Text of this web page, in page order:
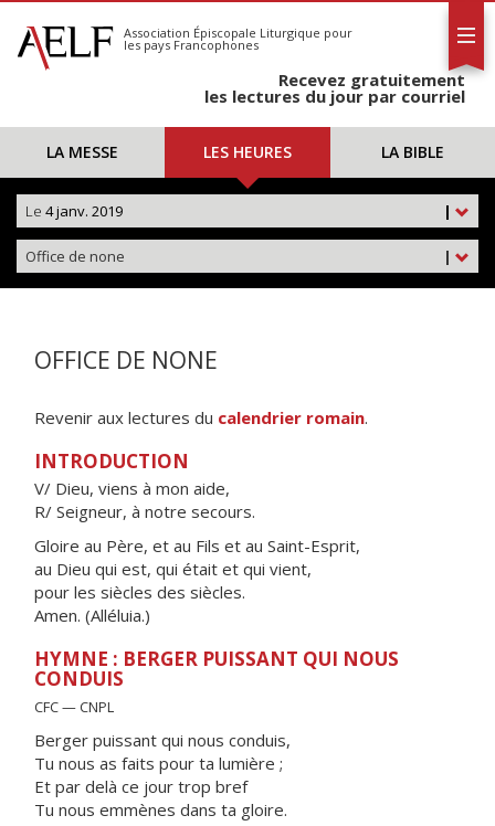
S'abonner
Calendrier
Association Épiscopale Liturgique pour
les pays Francophones
Recevez gratuitement
les lectures du jour par courriel
LA MESSE LES HEURES LA BIBLE
|
Le 4 janv. 2019
|
Office de none
OFFICE DE NONE
Revenir aux lectures du calendrier romain.
INTRODUCTION
V/ Dieu, viens à mon aide,
R/ Seigneur, à notre secours.
Gloire au Père, et au Fils et au Saint-Esprit,
au Dieu qui est, qui était et qui vient,
pour les siècles des siècles.
Amen. (Alléluia.)
HYMNE : BERGER PUISSANT QUI NOUS
CONDUIS
CFC — CNPL
Berger puissant qui nous conduis,
Tu nous as faits pour ta lumière ;
Et par delà ce jour trop bref
Tu nous emmènes dans ta gloire.